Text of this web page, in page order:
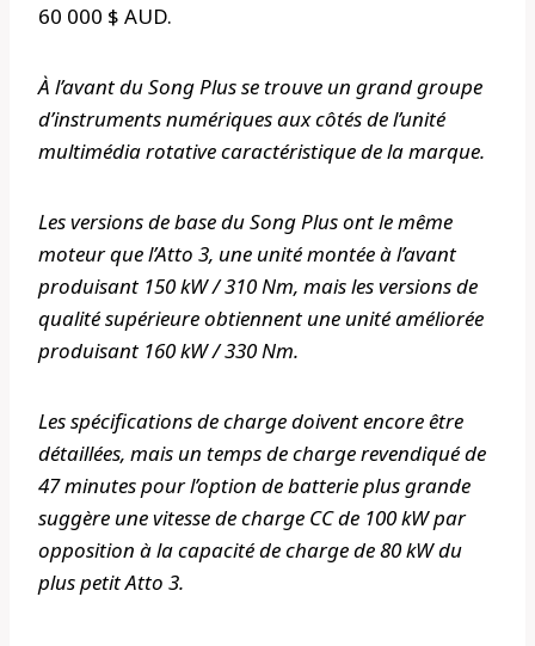
60 000 $ AUD.
À l’avant du Song Plus se trouve un grand groupe
d’instruments numériques aux côtés de l’unité
multimédia rotative caractéristique de la marque.
Les versions de base du Song Plus ont le même
moteur que l’Atto 3, une unité montée à l’avant
produisant 150 kW / 310 Nm, mais les versions de
qualité supérieure obtiennent une unité améliorée
produisant 160 kW / 330 Nm.
Les spécifications de charge doivent encore être
détaillées, mais un temps de charge revendiqué de
47 minutes pour l’option de batterie plus grande
suggère une vitesse de charge CC de 100 kW par
opposition à la capacité de charge de 80 kW du
plus petit Atto 3.